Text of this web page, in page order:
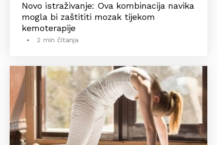
Novo istraživanje: Ova kombinacija navika
mogla bi zaštititi mozak tijekom
kemoterapije
2 min čitanja